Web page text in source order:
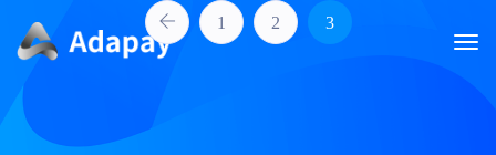
1 2 3